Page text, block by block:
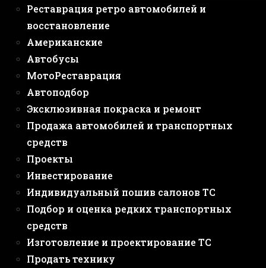
Реставрация ретро автомобилей и
восстановление
Американские
Автобусы
МотоРеставрация
Автоподбор
Эксклюзивная покраска и ремонт
Продажа автомобилей и транспортных
средств
Проекты
Инвестирование
Индивидуальный пошив салонов ТС
Подбор и оценка редких транспортных
средств
Изготовление и проектирование ТС
Продать технику